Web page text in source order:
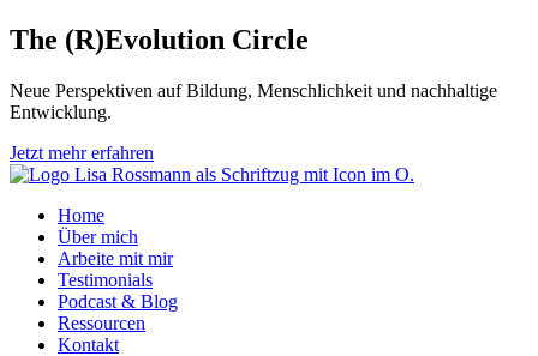
Zum
Inhalt
The (R)Evolution Circle
Neue Perspektiven auf Bildung, Menschlichkeit und nachhaltige
Entwicklung.
Jetzt mehr erfahren
Home
Über mich
Arbeite mit mir
Testimonials
Podcast & Blog
Ressourcen
Kontakt